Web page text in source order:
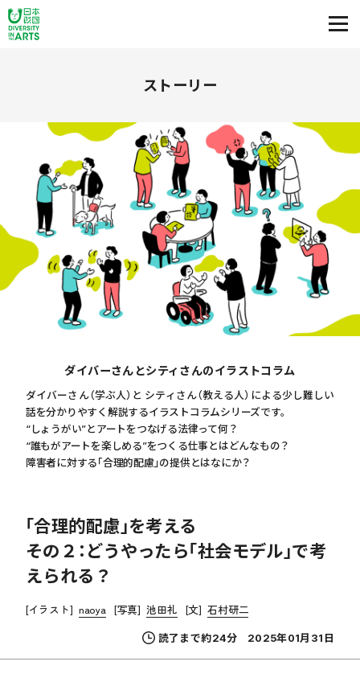
ストーリー
ダイバーさんとシティさんのイラストコラム
ダイバーさん（学ぶ人）と シティさん（教える人）による少し難しい
話を分かりやすく解説するイラストコラムシリーズです。
“しょうがい”とアートをつなげる法律って何？
“誰もがアートを楽しめる”をつくる仕事とはどんなもの？
障害者に対する「合理的配慮」の提供とはなにか？
「合理的配慮」を考える
その２：どうやったら「社会モデル」で考
えられる？
[イラスト] naoya [写真]池田礼 [文]石村研二
読了まで約24分 2025年01月31日